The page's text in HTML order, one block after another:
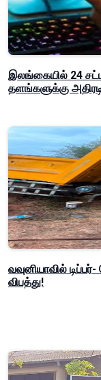
இலங்கையில் 24
தளங்களுக்கு
வவுனியாவில்
விபத்து!